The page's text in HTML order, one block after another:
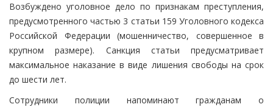
Возбуждено уголовное дело по признакам преступления,
предусмотренного частью 3 статьи 159 Уголовного кодекса
Российской Федерации (мошенничество, совершенное в
крупном размере). Санкция статьи предусматривает
максимальное наказание в виде лишения свободы на срок
до шести лет.
Сотрудники полиции напоминают гражданам о